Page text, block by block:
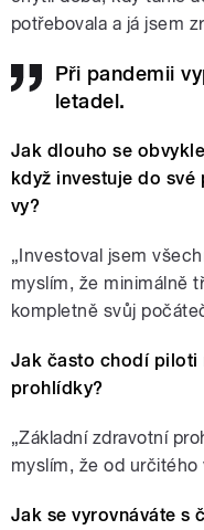
potřebovala a já jsem
Při pandemii
letadel.
Jak dlouho se
když investuje do
vy?
„Investoval jsem
myslím, že minimálně
kompletně svůj
Jak často chodí piloti
prohlídky?
„Základní zdravotní
myslím, že od určitého
Jak se vyrovnáváte s